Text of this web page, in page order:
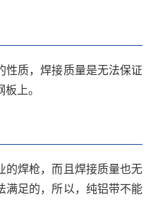
性质，焊接质量是无法保证
上。
的焊枪，而且焊接质量也无
满足的，所以，纯铝带不能